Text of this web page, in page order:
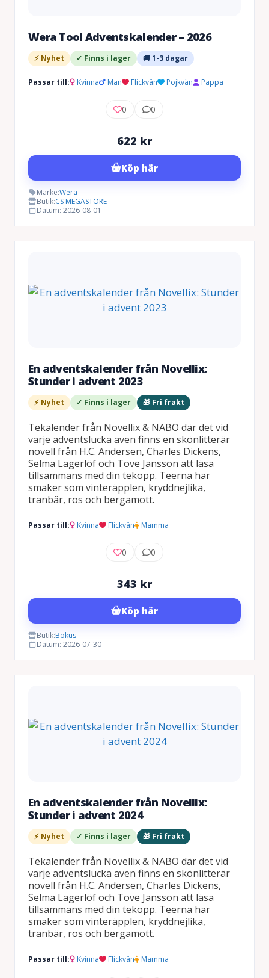
Wera Tool Adventskalender – 2026
⚡ Nyhet ✓ Finns i lager 🚚 1-3 dagar
Passar till: Kvinna Man Flickvän Pojkvän Pappa
0 0
622 kr
Köp här
Märke:Wera
Butik:CS MEGASTORE
Datum: 2026-08-01
En adventskalender från Novellix:
Stunder i advent 2023
⚡ Nyhet ✓ Finns i lager 🎁 Fri frakt
Tekalender från Novellix & NABO där det vid
varje adventslucka även finns en skönlitterär
novell från H.C. Andersen, Charles Dickens,
Selma Lagerlöf och Tove Jansson att läsa
tillsammans med din tekopp. Teerna har
smaker som vinteräpplen, kryddnejlika,
tranbär, ros och bergamott.
Passar till: Kvinna Flickvän Mamma
0 0
343 kr
Köp här
Butik:Bokus
Datum: 2026-07-30
En adventskalender från Novellix:
Stunder i advent 2024
⚡ Nyhet ✓ Finns i lager 🎁 Fri frakt
Tekalender från Novellix & NABO där det vid
varje adventslucka även finns en skönlitterär
novell från H.C. Andersen, Charles Dickens,
Selma Lagerlöf och Tove Jansson att läsa
tillsammans med din tekopp. Teerna har
smaker som vinteräpplen, kryddnejlika,
tranbär, ros och bergamott.
Passar till: Kvinna Flickvän Mamma